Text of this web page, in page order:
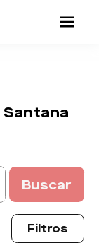
Santana
Buscar
Filtros